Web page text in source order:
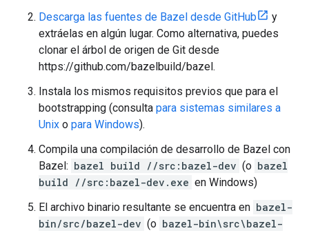
Descarga las fuentes de Bazel desde GitHub
y
extráelas en algún lugar. Como alternativa, puedes
clonar el árbol de origen de Git desde
https://github.com/bazelbuild/bazel.
Instala los mismos requisitos previos que para el
bootstrapping (consulta para sistemas similares a
Unix o para Windows).
Compila una compilación de desarrollo de Bazel con
Bazel: bazel build //src:bazel-dev (o bazel
build //src:bazel-dev.exe en Windows)
El archivo binario resultante se encuentra en bazel-
bin/src/bazel-dev (o bazel-bin\src\bazel-